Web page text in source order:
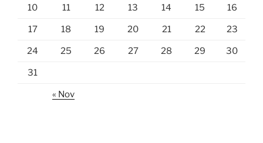
10 11 12 13 14 15 16
17 18 19 20 21 22 23
24 25 26 27 28 29 30
31
« Nov